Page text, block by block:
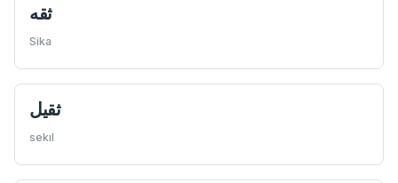
ثقه
Sika
ثقیل
sekıl